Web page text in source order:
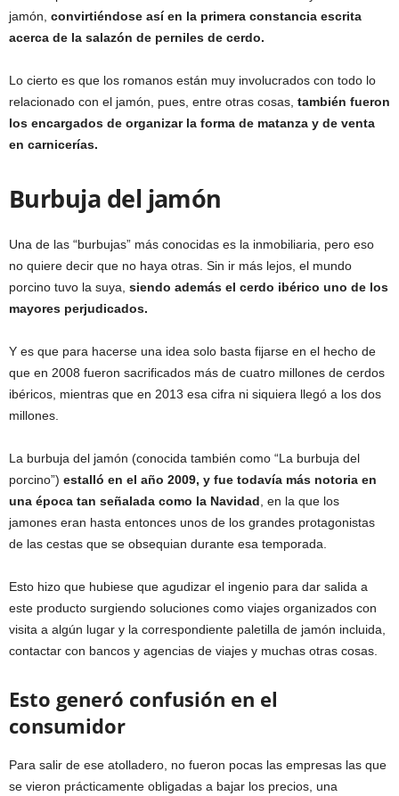
jamón, convirtiéndose así en la primera constancia escrita
acerca de la salazón de perniles de cerdo.
Lo cierto es que los romanos están muy involucrados con todo lo
relacionado con el jamón, pues, entre otras cosas, también fueron
los encargados de organizar la forma de matanza y de venta
en carnicerías.
Burbuja del jamón
Una de las “burbujas” más conocidas es la inmobiliaria, pero eso
no quiere decir que no haya otras. Sin ir más lejos, el mundo
porcino tuvo la suya, siendo además el cerdo ibérico uno de los
mayores perjudicados.
Y es que para hacerse una idea solo basta fijarse en el hecho de
que en 2008 fueron sacrificados más de cuatro millones de cerdos
ibéricos, mientras que en 2013 esa cifra ni siquiera llegó a los dos
millones.
La burbuja del jamón (conocida también como “La burbuja del
porcino”) estalló en el año 2009, y fue todavía más notoria en
una época tan señalada como la Navidad , en la que los
jamones eran hasta entonces unos de los grandes protagonistas
de las cestas que se obsequian durante esa temporada.
Esto hizo que hubiese que agudizar el ingenio para dar salida a
este producto surgiendo soluciones como viajes organizados con
visita a algún lugar y la correspondiente paletilla de jamón incluida,
contactar con bancos y agencias de viajes y muchas otras cosas.
Esto generó confusión en el
consumidor
Para salir de ese atolladero, no fueron pocas las empresas las que
se vieron prácticamente obligadas a bajar los precios, una